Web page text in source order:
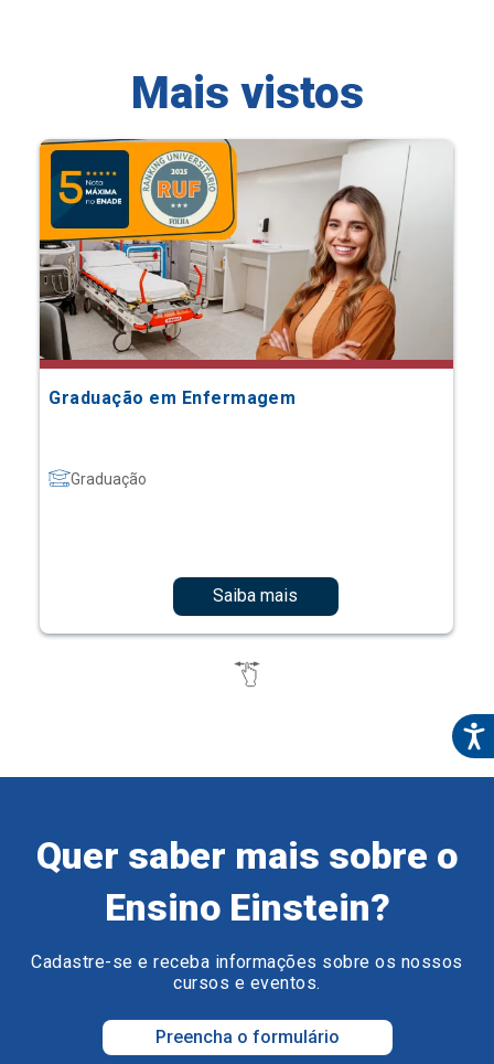
Mais vistos
Graduação em Enfermagem
Graduação
Saiba mais
Quer saber mais sobre o
Ensino Einstein?
Cadastre-se e receba informações sobre os nossos
cursos e eventos.
Preencha o formulário